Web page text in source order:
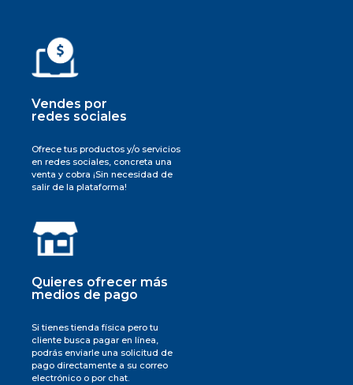
Vendes por
redes sociales
Ofrece tus productos y/o servicios
en redes sociales, concreta una
venta y cobra ¡Sin necesidad de
salir de la plataforma!
Quieres ofrecer más
medios de pago
Si tienes tienda física pero tu
cliente busca pagar en línea,
podrás enviarle una solicitud de
pago directamente a su correo
electrónico o por chat.